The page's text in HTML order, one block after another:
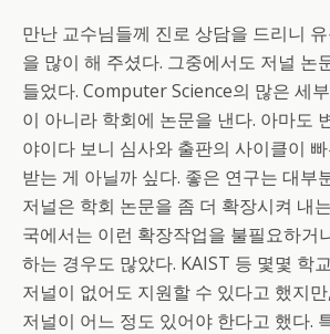
만난 교수님들께 진로 상담을 드리니
을 많이 해 주셨다. 그중에서도 저널 논
들었다. Computer Science의 많은 세
이 아니라 학회에 논문을 낸다. 아마도
야이다 보니 심사와 출판의 사이클이
받는 게 아닐까 싶다. 좋은 연구는 대부
저널은 학회 논문을 좀 더 확장시켜 내
국에서는 이런 확장작업을 불필요하거
하는 경우도 많았다. KAIST 등 몇몇 학
저널이 없어도 지원할 수 있다고 했지
저널이 어느 정도 있어야 한다고 했다.